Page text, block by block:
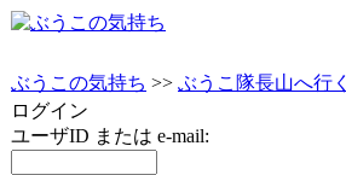
ぶうこの気持ち >> ぶうこ隊長山へ行く
ログイン
ユーザID または e-mail: